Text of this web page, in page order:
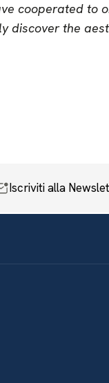
cooperated to
discover the
Iscriviti alla